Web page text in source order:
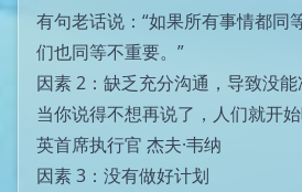
有句老话说：“如果所有事情都同
们也同等不重要。”
因素 2：缺乏充分沟通，导致没
当你说得不想再说了，人们就开
英首席执行官 杰夫·韦纳
因素 3：没有做好计划